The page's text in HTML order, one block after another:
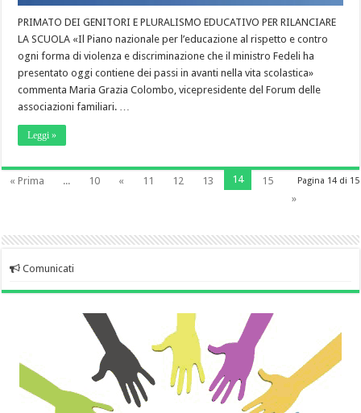
PRIMATO DEI GENITORI E PLURALISMO EDUCATIVO PER RILANCIARE
LA SCUOLA «Il Piano nazionale per l’educazione al rispetto e contro
ogni forma di violenza e discriminazione che il ministro Fedeli ha
presentato oggi contiene dei passi in avanti nella vita scolastica»
commenta Maria Grazia Colombo, vicepresidente del Forum delle
associazioni familiari. …
Leggi »
Pagina 14 di 15
« Prima ... 10 « 11 12 13 14
15
»
Comunicati